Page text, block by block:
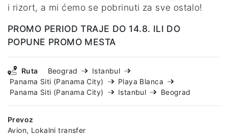
i rizort, a mi ćemo se pobrinuti za sve ostalo!
PROMO PERIOD TRAJE DO 14.8. ILI DO
POPUNE PROMO MESTA
Ruta Beograd
Istanbul
Panama Siti (Panama City)
Playa Blanca
Panama Siti (Panama City)
Istanbul Beograd
Prevoz
Avion, Lokalni transfer